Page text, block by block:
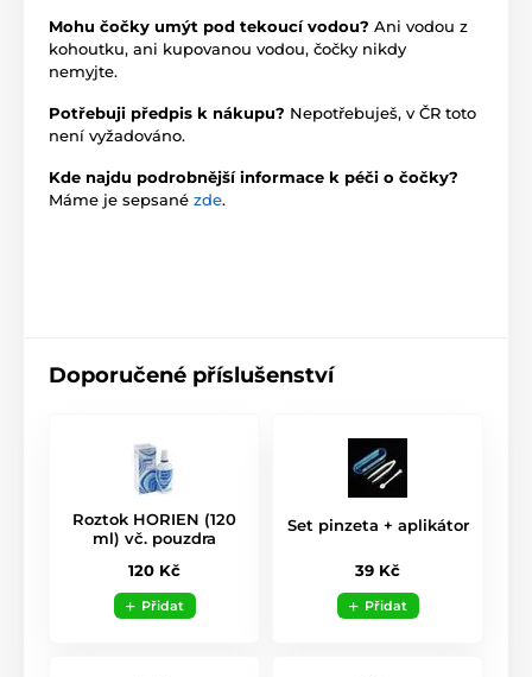
Mohu čočky umýt pod tekoucí vodou? Ani vodou z
kohoutku, ani kupovanou vodou, čočky nikdy
nemyjte.
Potřebuji předpis k nákupu? Nepotřebuješ, v ČR toto
není vyžadováno.
Kde najdu podrobnější informace k péči o čočky?
Máme je sepsané zde.
Doporučené příslušenství
Roztok HORIEN (120
ml) vč. pouzdra
120 Kč
Přidat
Set pinzeta + aplikátor
39 Kč
Přidat